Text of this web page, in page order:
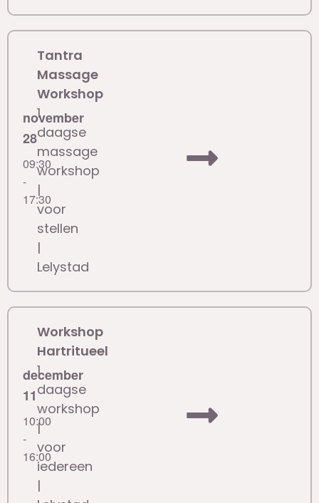
november
28
09:30
-
17:30
Tantra
Massage
Workshop
1
daagse
massage
workshop
|
voor
stellen
|
Lelystad
december
11
10:00
-
16:00
Workshop
Hartritueel
1
daagse
workshop
|
voor
iedereen
|